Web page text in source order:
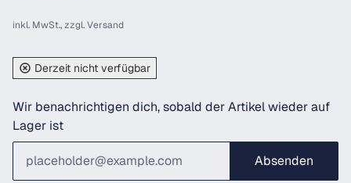
inkl. MwSt., zzgl.Versand
Derzeit nicht verfügbar
Wir benachrichtigen dich, sobald der Artikel wieder auf
Lager ist
Absenden